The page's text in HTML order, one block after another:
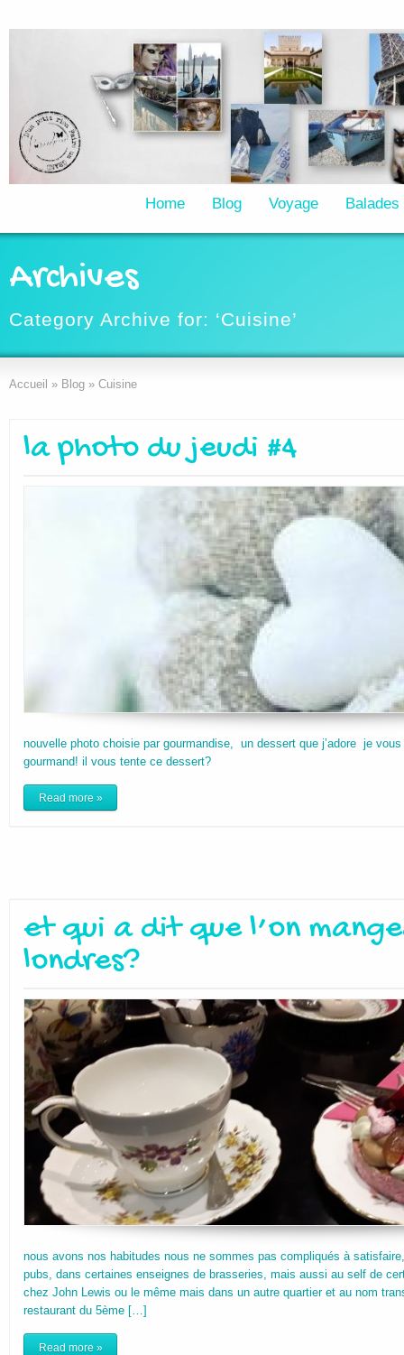
Home Blog Voyage Balades
Archives
Category Archive for: ‘Cuisine’
Accueil » Blog » Cuisine
la photo du jeudi #4
nouvelle photo choisie par gourmandise, un dessert que j’adore je
gourmand! il vous tente ce dessert?
Read more »
et qui a dit que l’on
londres?
nous avons nos habitudes nous ne sommes pas compliqués à
pubs, dans certaines enseignes de brasseries, mais aussi au self de
chez John Lewis ou le même mais dans un autre quartier et au nom
restaurant du 5ème […]
Read more »